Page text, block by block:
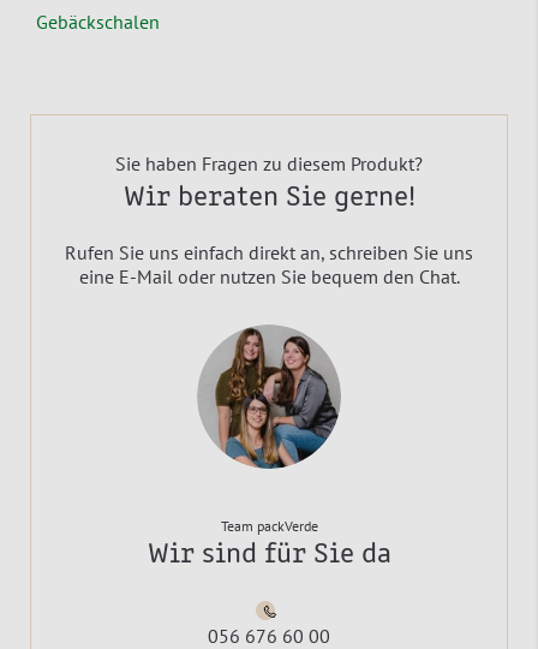
Gebäckschalen
Sie haben Fragen zu diesem Produkt?
Wir beraten Sie gerne!
Rufen Sie uns einfach direkt an, schreiben Sie uns
eine E-Mail oder nutzen Sie bequem den Chat.
Team packVerde
Wir sind für Sie da
056 676 60 00